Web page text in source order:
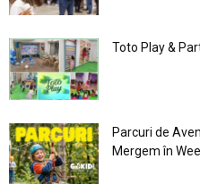
Toto Play &
Parcuri de
Mergem în